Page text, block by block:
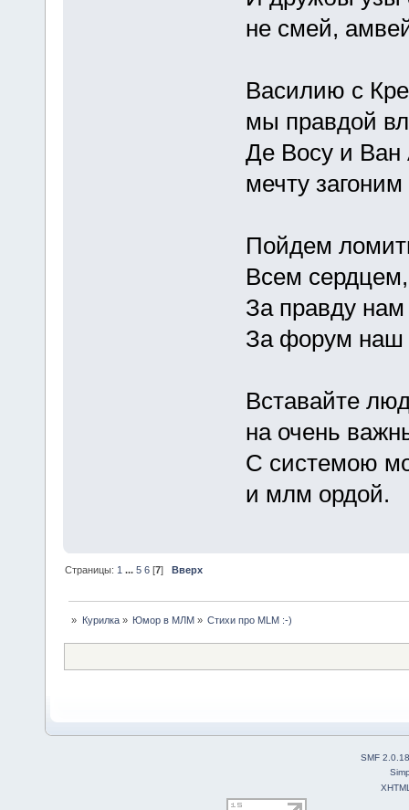
не смей,
Василию с
мы правдой
Де Восу и Ван
мечту загоним
Пойдем
Всем
За правду
За форум наш
Вставайте
на очень
С системою
и млм ордой.
Страницы: 1 ...5 6 [7]Вверх
» Курилка» Юмор в МЛМ» Стихи про MLM :-)
SMF 2.0.18